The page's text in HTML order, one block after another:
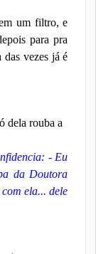
um filtro, e
para pra
vezes já é
dela rouba a
- Eu
da Doutora
ela... dele